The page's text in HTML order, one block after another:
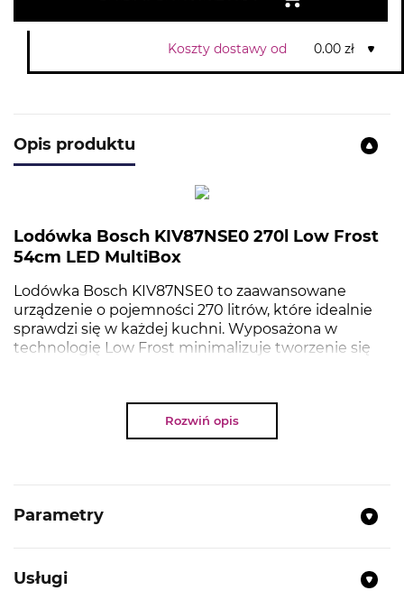
Koszty dostawy od 0.00 zł
Opis produktu
Lodówka Bosch KIV87NSE0 270l Low Frost
54cm LED MultiBox
Lodówka Bosch KIV87NSE0 to zaawansowane
urządzenie o pojemności 270 litrów, które idealnie
sprawdzi się w każdej kuchni. Wyposażona w
technologię Low Frost minimalizuje tworzenie się
komorze MultiBox, przechowywanie żywności staje
się niezwykle wygodne i efektywne. Szerokość
lodówki wynosząca 54 cm pozwala na łatwe
Typ:
Rozwiń opis
Parametry
Usługi